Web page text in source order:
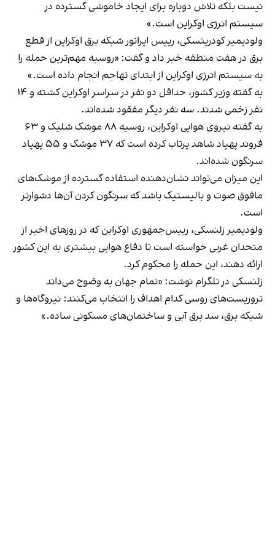
نیست بلکه تلاش دوباره برای ایجاد خاموشی گسترده در
سیستم انرژی اوکراین است.»
ولودیمیر کودریتسکی، رییس اپراتور شبکه برق اوکراین از قطع
برق در هفت منطقه خبر داد و گفت: «روسیه مهم‌ترین حمله را
به سیستم انرژی اوکراین از ابتدای تهاجم انجام داده است.»
به گفته وزیر کشور، حداقل دو نفر در سراسر اوکراین کشته و ۱۴
نفر زخمی شدند. سه نفر دیگر مفقود شده‌اند.
به گفته نیروی هوایی اوکراین، روسیه ۸۸ موشک شلیک و ۶۳
فروند پهپاد شاهد پرتاب کرده است که ۳۷ موشک و ۵۵ پهپاد
سرنگون شده‌اند.
این میزان می‌تواند نشان‌دهنده استفاده گسترده از موشک‌های
مافوق صوت و بالیستیک باشد که سرنگون کردن آن‌ها دشوارتر
است.
ولودیمیر زلنسکی، رییس‌جمهوری اوکراین که در روزهای اخیر از
متحدان غربی خواسته است تا دفاع هوایی بیشتری به این کشور
ارائه دهند، این حمله را محکوم کرد.
زلنسکی در تلگرام نوشت: «تمام جهان به وضوح می‌داند
تروریست‌های روسی کدام اهداف را انتخاب می‌کنند: نیروگاه‌ها و
شبکه برق، سد برق آبی و ساختمان‌های مسکونی ساده.»